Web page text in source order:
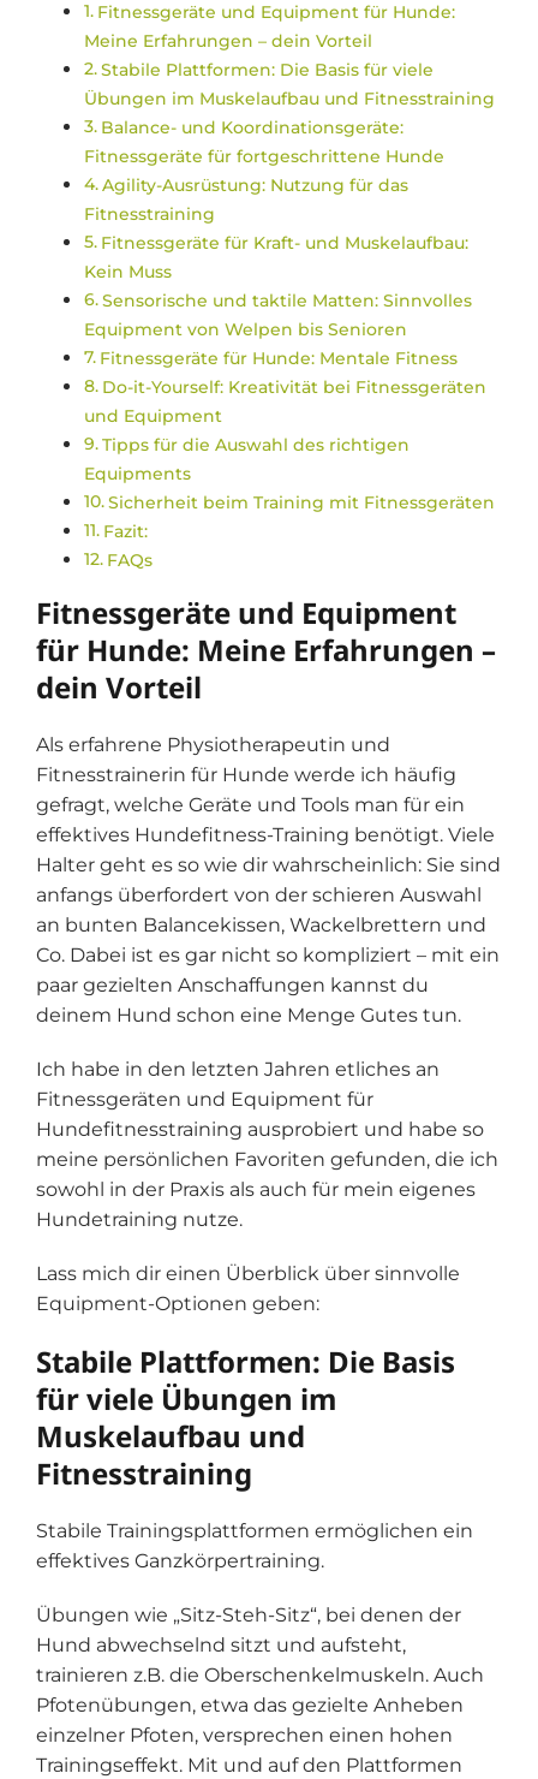
Fitnessgeräte und Equipment für Hunde:
Meine Erfahrungen – dein Vorteil
Stabile Plattformen: Die Basis für viele
Übungen im Muskelaufbau und Fitnesstraining
Balance- und Koordinationsgeräte:
Fitnessgeräte für fortgeschrittene Hunde
Agility-Ausrüstung: Nutzung für das
Fitnesstraining
Fitnessgeräte für Kraft- und Muskelaufbau:
Kein Muss
Sensorische und taktile Matten: Sinnvolles
Equipment von Welpen bis Senioren
Fitnessgeräte für Hunde: Mentale Fitness
Do-it-Yourself: Kreativität bei Fitnessgeräten
und Equipment
Tipps für die Auswahl des richtigen
Equipments
Sicherheit beim Training mit Fitnessgeräten
Fazit:
FAQs
Fitnessgeräte und Equipment
für Hunde: Meine Erfahrungen –
dein Vorteil
Als erfahrene Physiotherapeutin und
Fitnesstrainerin für Hunde werde ich häufig
gefragt, welche Geräte und Tools man für ein
effektives Hundefitness-Training benötigt. Viele
Halter geht es so wie dir wahrscheinlich: Sie sind
anfangs überfordert von der schieren Auswahl
an bunten Balancekissen, Wackelbrettern und
Co. Dabei ist es gar nicht so kompliziert – mit ein
paar gezielten Anschaffungen kannst du
deinem Hund schon eine Menge Gutes tun.
Ich habe in den letzten Jahren etliches an
Fitnessgeräten und Equipment für
Hundefitnesstraining ausprobiert und habe so
meine persönlichen Favoriten gefunden, die ich
sowohl in der Praxis als auch für mein eigenes
Hundetraining nutze.
Lass mich dir einen Überblick über sinnvolle
Equipment-Optionen geben:
Stabile Plattformen: Die Basis
für viele Übungen im
Muskelaufbau und
Fitnesstraining
Stabile Trainingsplattformen ermöglichen ein
effektives Ganzkörpertraining.
Übungen wie „Sitz-Steh-Sitz“, bei denen der
Hund abwechselnd sitzt und aufsteht,
trainieren z.B. die Oberschenkelmuskeln. Auch
Pfotenübungen, etwa das gezielte Anheben
einzelner Pfoten, versprechen einen hohen
Trainingseffekt. Mit und auf den Plattformen